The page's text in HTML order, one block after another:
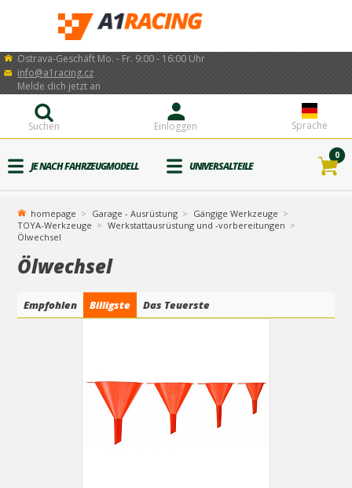
Ostrava-Geschäft Mo. - Fr. 9:00 - 16:00 Uhr
info@a1racing.cz
Sprache
Einloggen
Melde dich jetzt an
Suchen
JE NACH FAHRZEUGMODELL UNIVERSALTEILE
0
homepage Garage - Ausrüstung
Gängige Werkzeuge
TOYA-Werkzeuge
Werkstattausrüstung und -vorbereitungen
Ölwechsel
Ölwechsel
Empfohlen Billigste Das Teuerste